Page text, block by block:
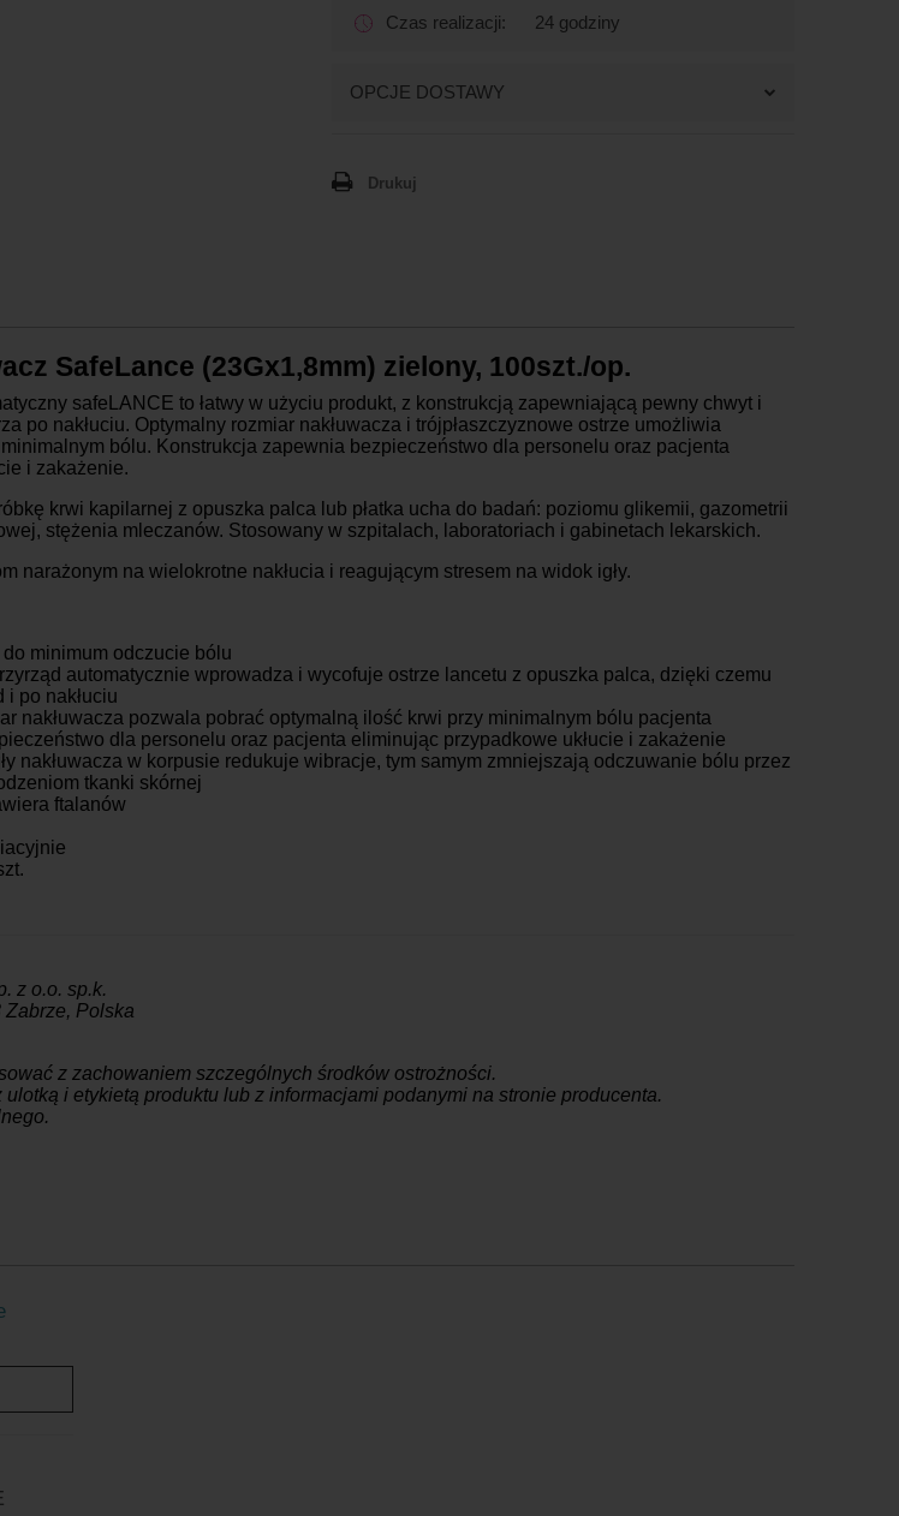
Czas realizacji: 24 godziny
OPCJE DOSTAWY
Kurier DPD
19,99 zł brutto
Kurier DPD pobraniowy
24,99 zł brutto
Odbiór osobisty
za darmo
Drukuj
SafeLance (23Gx1,8mm) zielony, 100szt./op.
safeLANCE to łatwy w użyciu produkt, z konstrukcją zapewniającą pewny chwyt i
po nakłuciu. Optymalny rozmiar nakłuwacza i trójpłaszczyznowe ostrze umożliwia
bólu. Konstrukcja zapewnia bezpieczeństwo dla personelu oraz pacjenta
i zakażenie.
krwi kapilarnej z opuszka palca lub płatka ucha do badań: poziomu glikemii, gazometrii
stężenia mleczanów. Stosowany w szpitalach, laboratoriach i gabinetach lekarskich.
narażonym na wielokrotne nakłucia i reagującym stresem na widok igły.
minimum odczucie bólu
automatycznie wprowadza i wycofuje ostrze lancetu z opuszka palca, dzięki czemu
i po nakłuciu
nakłuwacza pozwala pobrać optymalną ilość krwi przy minimalnym bólu pacjenta
dla personelu oraz pacjenta eliminując przypadkowe ukłucie i zakażenie
nakłuwacza w korpusie redukuje wibracje, tym samym zmniejszają odczuwanie bólu przez
tkanki skórnej
ftalanów
z o.o. sp.k.
Zabrze, Polska
z zachowaniem szczególnych środków ostrożności.
i etykietą produktu lub z informacjami podanymi na stronie producenta.